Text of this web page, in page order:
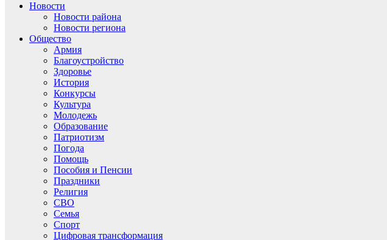
Новости
Новости района
Новости региона
Общество
Армия
Благоустройство
Здоровье
История
Конкурсы
Культура
Молодежь
Образование
Патриотизм
Погода
Помощь
Пособия и Пенсии
Праздники
Религия
СВО
Семья
Спорт
Цифровая трансформация